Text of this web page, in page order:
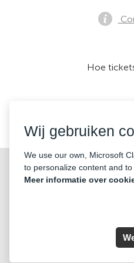
©2026 «KONTRAMARKA
Hoe
Harju maakond, Tallinn,
Wij gebruiken
We use our own, Microsoft
to personalize content and to
Meer informatie over